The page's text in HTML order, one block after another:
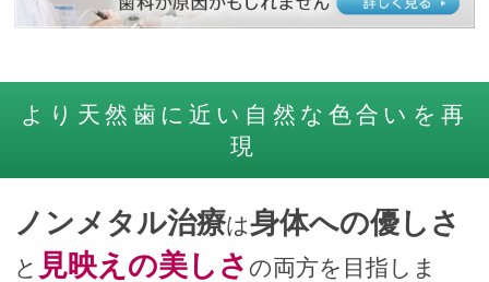
より天然歯に近い自然な色合いを再
現
ノンメタル治療は身体への優しさ
と 見映えの美しさの両方を目指しま